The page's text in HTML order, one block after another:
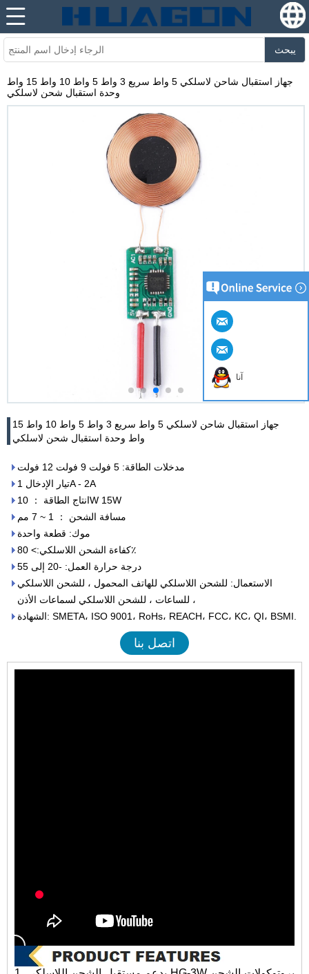
يبحث
جهاز استقبال شاحن لاسلكي 5 واط سريع 3 واط 5 واط 10 واط 15 واط
وحدة استقبال شحن لاسلكي
جهاز استقبال شاحن لاسلكي 5 واط سريع 3 واط 5 واط 10 واط 15
واط وحدة استقبال شحن لاسلكي
مدخلات الطاقة: 5 فولت 9 فولت 12 فولت
تيار الإدخال 1A - 2A
انتاج الطاقة ： 10W 15W
مسافة الشحن ： 1 ~ 7 مم
موك: قطعة واحدة
كفاءة الشحن اللاسلكي:> 80٪
درجة حرارة العمل: -20 إلى 55
الاستعمال: للشحن اللاسلكي للهاتف المحمول ، للشحن اللاسلكي
للساعات ، للشحن اللاسلكي لسماعات الأذن ،
الشهادة: SMETA، ISO 9001، RoHs، REACH، FCC، KC، QI، BSMI.
اتصل بنا
آنا